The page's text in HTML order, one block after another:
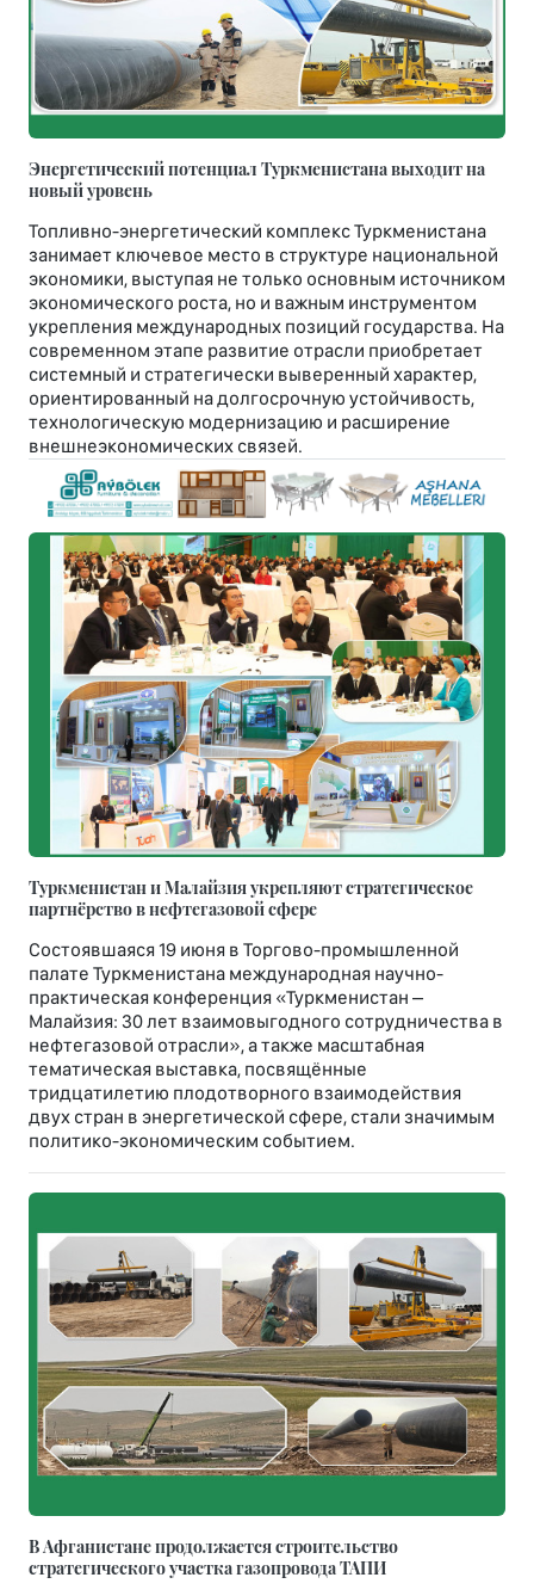
Энергетический потенциал Туркменистана выходит на
новый уровень
Топливно-энергетический комплекс Туркменистана
занимает ключевое место в структуре национальной
экономики, выступая не только основным источником
экономического роста, но и важным инструментом
укрепления международных позиций государства. На
современном этапе развитие отрасли приобретает
системный и стратегически выверенный характер,
ориентированный на долгосрочную устойчивость,
технологическую модернизацию и расширение
внешнеэкономических связей.
Туркменистан и Малайзия укрепляют стратегическое
партнёрство в нефтегазовой сфере
Состоявшаяся 19 июня в Торгово-промышленной
палате Туркменистана международная научно-
практическая конференция «Туркменистан –
Малайзия: 30 лет взаимовыгодного сотрудничества в
нефтегазовой отрасли», а также масштабная
тематическая выставка, посвящённые
тридцатилетию плодотворного взаимодействия
двух стран в энергетической сфере, стали значимым
политико-экономическим событием.
В Афганистане продолжается строительство
стратегического участка газопровода ТАПИ